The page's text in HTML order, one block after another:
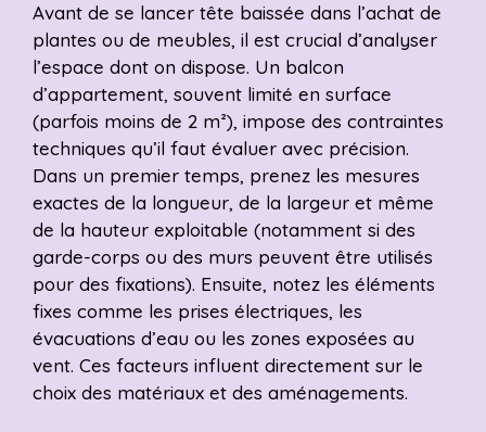
Avant de se lancer tête baissée dans l’achat de
plantes ou de meubles, il est crucial d’analyser
l’espace dont on dispose. Un balcon
d’appartement, souvent limité en surface
(parfois moins de 2 m²), impose des contraintes
techniques qu’il faut évaluer avec précision.
Dans un premier temps, prenez les mesures
exactes de la longueur, de la largeur et même
de la hauteur exploitable (notamment si des
garde-corps ou des murs peuvent être utilisés
pour des fixations). Ensuite, notez les éléments
fixes comme les prises électriques, les
évacuations d’eau ou les zones exposées au
vent. Ces facteurs influent directement sur le
choix des matériaux et des aménagements.